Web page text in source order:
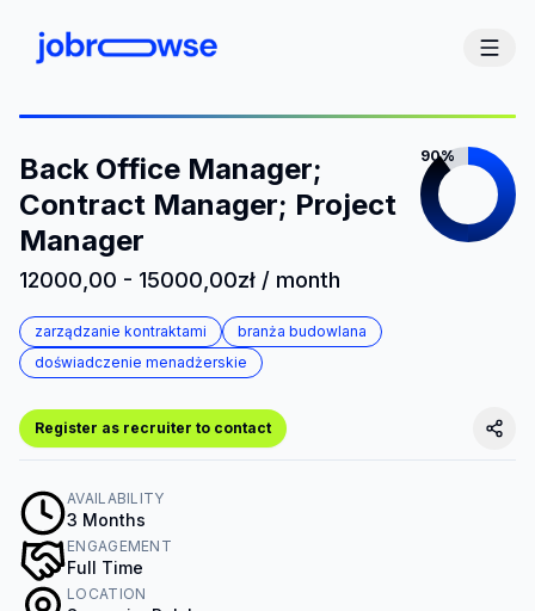
Back Office Manager;
Contract Manager; Project
Manager
90%
12000,00 - 15000,00zł / month
zarządzanie kontraktami
branża budowlana
doświadczenie menadżerskie
Register as recruiter to contact
AVAILABILITY
3 Months
ENGAGEMENT
Full Time
LOCATION